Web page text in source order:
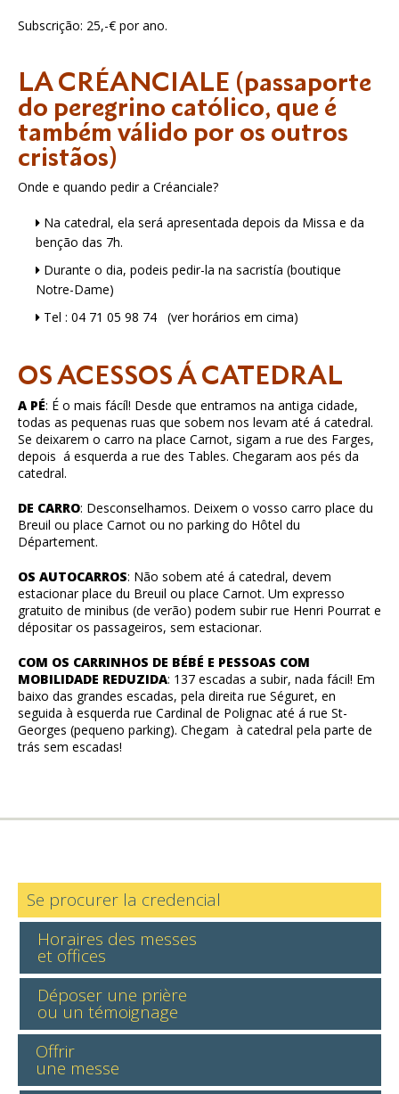
Subscrição: 25,-€ por ano.
LA CRÉANCIALE (passaporte
do peregrino católico, que é
também válido por os outros
cristãos)
Onde e quando pedir a Créanciale?
Na catedral, ela será apresentada depois da Missa e da
benção das 7h.
Durante o dia, podeis pedir-la na sacristía (boutique
Notre-Dame)
Tel : 04 71 05 98 74 (ver horários em cima)
OS ACESSOS Á CATEDRAL
A PÉ: É o mais fácíl! Desde que entramos na antiga cidade,
todas as pequenas ruas que sobem nos levam até á catedral.
Se deixarem o carro na place Carnot, sigam a rue des Farges,
depois á esquerda a rue des Tables. Chegaram aos pés da
catedral.
DE CARRO: Desconselhamos. Deixem o vosso carro place du
Breuil ou place Carnot ou no parking do Hôtel du
Département.
OS AUTOCARROS: Não sobem até á catedral, devem
estacionar place du Breuil ou place Carnot. Um expresso
gratuito de minibus (de verão) podem subir rue Henri Pourrat e
dépositar os passageiros, sem estacionar.
COM OS CARRINHOS DE BÉBÉ E PESSOAS COM
MOBILIDADE REDUZIDA: 137 escadas a subir, nada fácil! Em
baixo das grandes escadas, pela direita rue Séguret, en
seguida à esquerda rue Cardinal de Polignac até á rue St-
Georges (pequeno parking). Chegam à catedral pela parte de
trás sem escadas!
Se procurer la credencial
Horaires des messes
et offices
Déposer une prière
ou un témoignage
Offrir
une messe